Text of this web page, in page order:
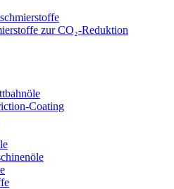
zur CO₂-Reduktion
Coating